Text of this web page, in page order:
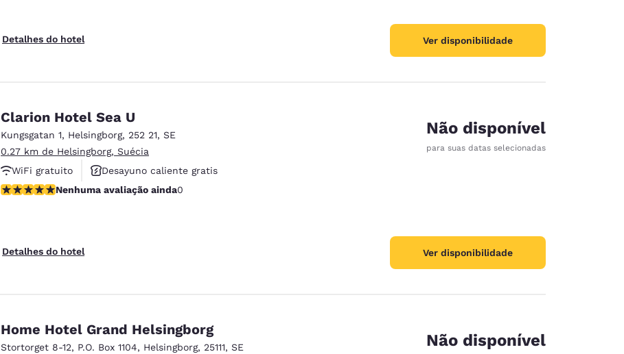
Detalhes do hotel Ver disponibilidade
Clarion Hotel Sea U
Kungsgatan 1, Helsingborg, 252 21, SE
0.27 km de Helsingborg, Suécia
WiFi gratuito
Desayuno caliente gratis
Se aceptan mascotas
Nenhuma avaliação ainda
Nenhuma avaliação ainda0
Detalhes do hotel
Não disponível
para suas datas selecionadas
Ver disponibilidade
Home Hotel Grand Helsingborg
Stortorget 8-12, P.O. Box 1104, Helsingborg, 25111, SE
Não disponível